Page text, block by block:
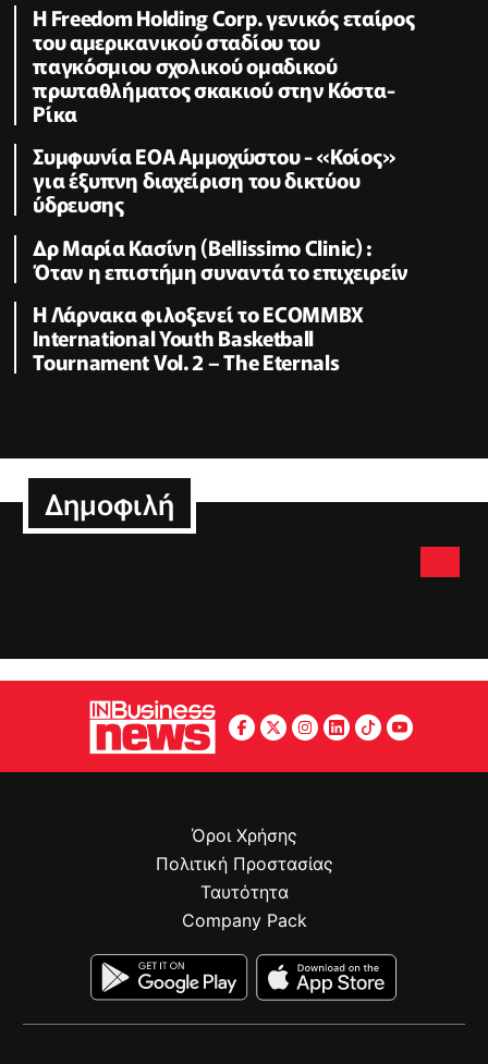
Η Freedom Holding Corp. γενικός εταίρος
του αμερικανικού σταδίου του
παγκόσμιου σχολικού ομαδικού
πρωταθλήματος σκακιού στην Κόστα-
Ρίκα
Συμφωνία ΕΟΑ Αμμοχώστου - «Κοίος»
για έξυπνη διαχείριση του δικτύου
ύδρευσης
Δρ Μαρία Κασίνη (Bellissimo Clinic) :
Όταν η επιστήμη συναντά το επιχειρείν
Η Λάρνακα φιλοξενεί το ECOMMBX
International Youth Basketball
Tournament Vol. 2 – The Eternals
Δημοφιλή
Όροι Χρήσης
Πολιτική Προστασίας
Ταυτότητα
Company Pack